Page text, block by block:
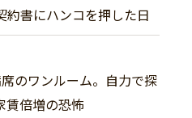
約書にハンコを押した日
のワンルーム。自力で探
賃倍増の恐怖